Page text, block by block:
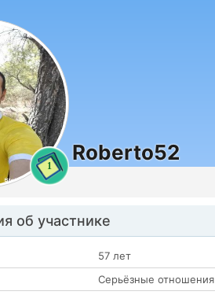
1
Roberto52
об участнике
57 лет
Серьёзные отношения